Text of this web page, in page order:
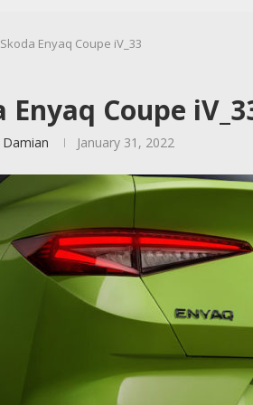
Skoda Enyaq Coupe iV_33
Enyaq Coupe
January 31, 2022